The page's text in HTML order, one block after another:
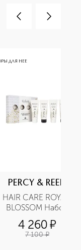
ДЛЯ НЕЕ
PERCY & REED
HAIR CARE ROYAL
BLOSSOM Набор
4 260¤
7 100 ¤